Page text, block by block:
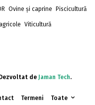
Ovine și caprine Piscicultură
Viticultură
de Jaman Tech.
Termeni Toate